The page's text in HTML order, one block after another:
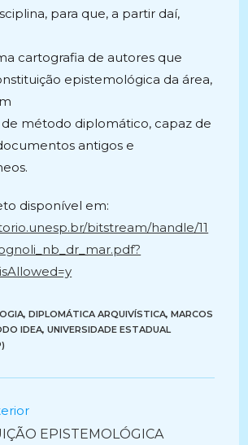
para que, a partir daí,
cartografia de autores que
epistemológica da área,
método diplomático, capaz de
antigos e
disponível em:
bitstream/handle/11
, DIPLOMÁTICA ARQUIVÍSTICA, MARCOS
IDEA, UNIVERSIDADE ESTADUAL
EPISTEMOLÓGICA